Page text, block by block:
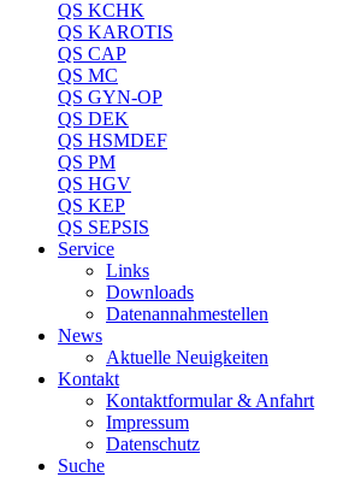
QS KCHK
QS KAROTIS
QS CAP
QS MC
QS GYN-OP
QS DEK
QS HSMDEF
QS PM
QS HGV
QS KEP
QS SEPSIS
Service
Links
Downloads
Datenannahmestellen
News
Aktuelle Neuigkeiten
Kontakt
Kontaktformular & Anfahrt
Impressum
Datenschutz
Suche